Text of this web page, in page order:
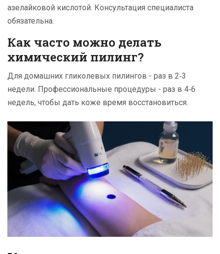
азелайковой кислотой. Консультация специалиста
обязательна.
Как часто можно делать
химический пилинг?
Для домашних гликолевых пилингов - раз в 2‑3
недели. Профессиональные процедуры - раз в 4‑6
недель, чтобы дать коже время восстановиться.